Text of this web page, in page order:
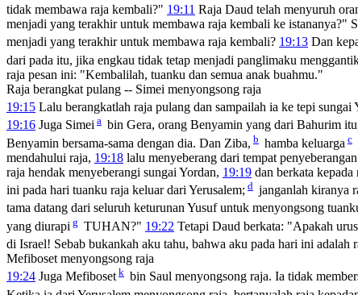
tidak membawa raja kembali?" 19:11 Raja Daud telah menyuruh
menjadi yang terakhir untuk membawa raja kembali ke istananya?"
menjadi yang terakhir untuk membawa raja kembali? 19:13 Dan
dari pada itu, jika engkau tidak tetap menjadi panglimaku
raja pesan ini: "Kembalilah, tuanku dan semua anak buahmu."
Raja berangkat pulang -- Simei menyongsong raja
19:15 Lalu berangkatlah raja pulang dan sampailah ia ke tepi
19:16 Juga Simei a bin Gera, orang Benyamin yang dari Bahurim
Benyamin bersama-sama dengan dia. Dan Ziba, b hamba keluarga c
mendahului raja, 19:18 lalu menyeberang dari tempat
raja hendak menyeberangi sungai Yordan, 19:19 dan berkata
ini pada hari tuanku raja keluar dari Yerusalem; d janganlah kiranya
tama datang dari seluruh keturunan Yusuf untuk menyongsong
yang diurapi g TUHAN?" 19:22 Tetapi Daud berkata: "Apakah
di Israel! Sebab bukankah aku tahu, bahwa aku pada hari ini adalah
Mefiboset menyongsong raja
19:24 Juga Mefiboset k bin Saul menyongsong raja. Ia tidak